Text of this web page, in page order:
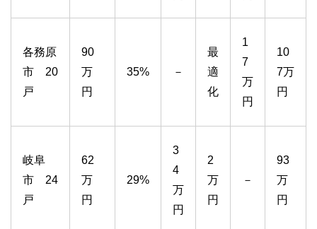
各務原
市 20
戸
90
万
円
35% －
最
適
化
1
7
万
円
10
7万
円
岐阜
市 24
戸
62
万
円
29%
3
4
万
円
2
万
円
－
93
万
円